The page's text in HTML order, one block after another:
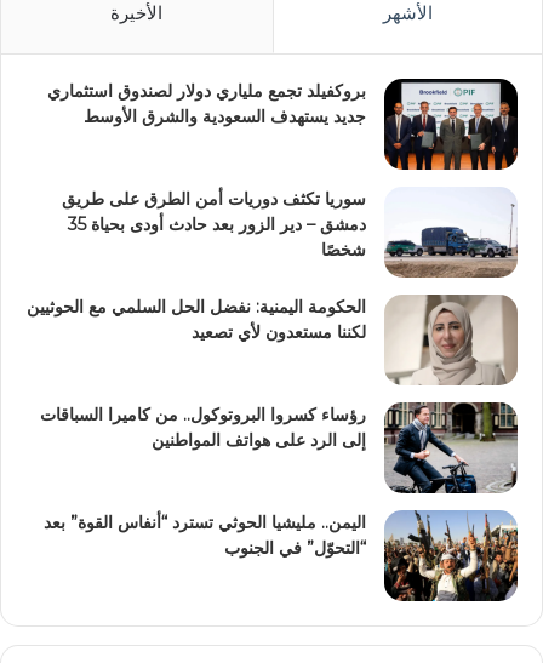
الأشهر الأخيرة
بروكفيلد تجمع ملياري دولار لصندوق استثماري
جديد يستهدف السعودية والشرق الأوسط
سوريا تكثف دوريات أمن الطرق على طريق
دمشق – دير الزور بعد حادث أودى بحياة 35
شخصًا
الحكومة اليمنية: نفضل الحل السلمي مع الحوثيين
لكننا مستعدون لأي تصعيد
رؤساء كسروا البروتوكول.. من كاميرا السباقات
إلى الرد على هواتف المواطنين
اليمن.. مليشيا الحوثي تسترد “أنفاس القوة” بعد
“التحوّل” في الجنوب